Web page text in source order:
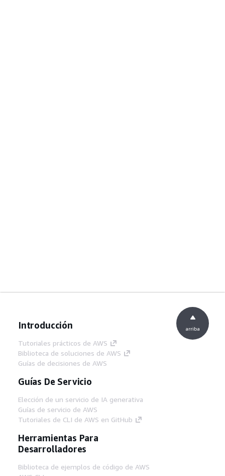
Introducción
Tutoriales prácticos de AWS
Biblioteca de soluciones de AWS
Guías de decisiones de AWS
Guías De Servicio
Elección de un servicio de IA generativa
Guías de servicio de AWS
Tutoriales de CLI de AWS en GitHub
Herramientas Para
Desarrolladores
Biblioteca de ejemplos de código de AWS
arriba